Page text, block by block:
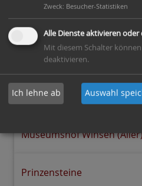
Allerbrücke
Bannetzer Baumscheibe
Bannetzer Schleuse
Museumshof Winsen
Prinzensteine
Zweck: Besucher-Statistiken
Alle Dienste aktivieren
Mit diesem Schalter
deaktivieren.
Ich lehne ab Auswahl